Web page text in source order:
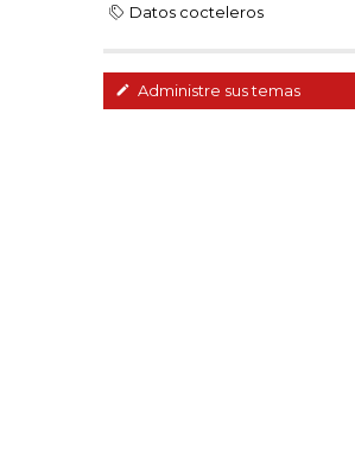
Datos cocteleros
Administre sus temas